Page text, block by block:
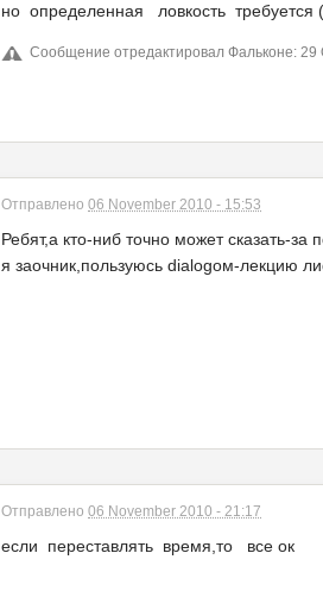
но определенная ловкость
Сообщение отредактировал Фальконе: 29
Отправлено 06 November 2010 - 15:53
Ребят,а кто-ниб точно может сказать-
я заочник,пользуюсь dialogом-лекцию
Отправлено 06 November 2010 - 21:17
если переставлять время,то все ок